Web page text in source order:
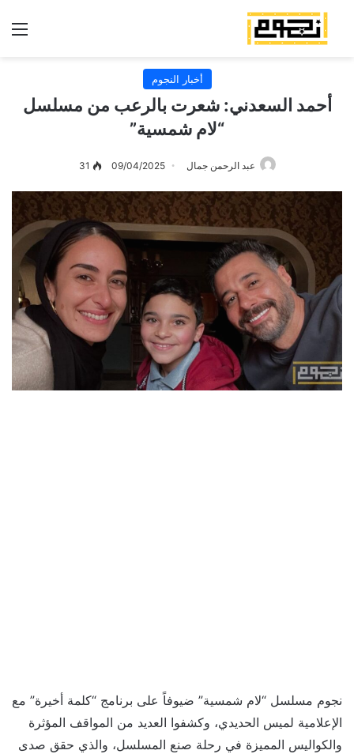
أخبار النجوم
أحمد السعدني: شعرت بالرعب من مسلسل
“لام شمسية”
عبد الرحمن جمال 09/04/2025
31
نجوم مسلسل “لام شمسية” ضيوفاً على برنامج “كلمة أخيرة” مع
الإعلامية لميس الحديدي، وكشفوا العديد من المواقف المؤثرة
والكواليس المميزة في رحلة صنع المسلسل، والذي حقق صدى